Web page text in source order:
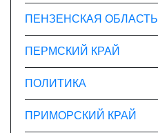
ПЕНЗЕНСКАЯ ОБЛАСТЬ
ПЕРМСКИЙ КРАЙ
ПОЛИТИКА
ПРИМОРСКИЙ КРАЙ